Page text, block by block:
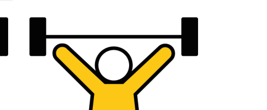
einsehen und ändern oder
Schadensmeldungen abgeben – rund um
die Uhr.
Andreas Lerchner